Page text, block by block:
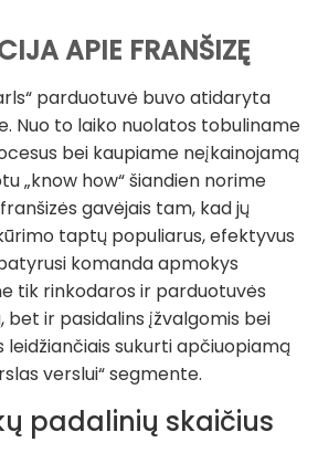
APIE FRANŠIZĘ
parduotuvė buvo atidaryta
Nuo to laiko nuolatos tobuliname
bei kaupiame neįkainojamą
„know how“ šiandien norime
gavėjais tam, kad jų
taptų populiarus, efektyvus
komanda apmokys
tik rinkodaros ir parduotuvės
bet ir pasidalins įžvalgomis bei
leidžiančiais sukurti apčiuopiamą
verslui“ segmente.
padalinių skaičius